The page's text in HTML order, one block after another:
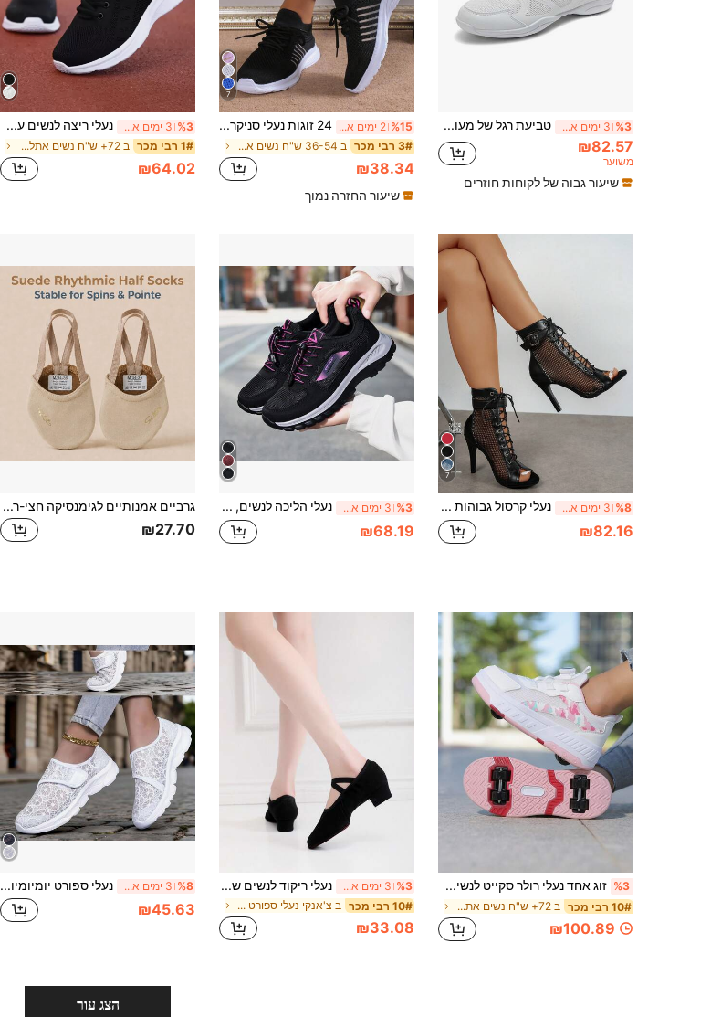
%3 3 ימים אחרונים טביעת רגל של מעודדות לנשים לנשימה לבנה עגולה בוהן נעלי ספורט שטוחות נעלי עידוד שטוחות
₪82.57
משוער
שיעור גבוה של לקוחות חוזרים
7
%15 2 ימים אחרונים 24 זוגות נעלי סניקרס ריצה קלות לנשים עם רשת חלולה, ליוגה, אימונים וחזרה לבית הספר
3# רבי מכר ב 36-54 ש"ח נשים אתלטי וסנדלים חיצוניים ומגלשות
₪38.34
שיעור החזרה נמוך
%3 3 ימים אחרונים נעלי ריצה לנשים עם עיטור אותיות, פרטי סריגה, מינימליסטי, שרוכים מקדימה, נושמות, מתאימות לטניס, נעלי אימון, חזרה לבית הספר
1# רבי מכר ב 72+ ש"ח נשים אתלטי וסנדלים חיצוניים ומגלשות
₪64.02
7
%8 3 ימים אחרונים נעלי קרסול גבוהות לנשים, אופנה חדשה, רשת חלולה, שרוכים, קישוט רוכסן, קצה עגול, פתיחה באצבעות, עקב דק גבוה, סגנון אירופאי-אמריקאי מודרני וסקסי, נעלי ריקוד
₪82.16
%3 3 ימים אחרונים נעלי הליכה לנשים, נעלי אביב/סתיו חדשות לנשים, נעלי רשת שחורות נושמות, נעלי הליכה לספורט חיצוני, סניקרס ריצה קלות ונוחות, נעלי נשים להחליק על
₪68.19
גרביים אמנותיים לגימנסיקה חצי-רגל מעור זמש וקטיפה בצבע נוד, לבוש מקצועי עמיד לשחיקה עם סוליה רכה, עיצוב גוף בלט בסגנון חדש
₪27.70
%3 זוג אחד נעלי רולר סקייט לנשים עם 4 גלגלים נשלפים, בסגנון כפתורים צבעוני ללא קשירה, סניקרס רשת נושמות לנשים להליכה והחלקה
10# רבי מכר ב 72+ ש"ח נשים אתלטי וסנדלים חיצוניים ומגלשות
₪100.89
%3 3 ימים אחרונים נעלי ריקוד לנשים שחורות בעקב נמוך 3 ס"מ, נעלי ספורט פנימיות עם סוליית פרווה, נעלי ריקוד ללא שרוכים, לתרגול ריקוד והופעת ריקוד, נעלי ריקוד מקצועיות לסלון, נוחות ורכות
10# רבי מכר ב צ'אנקי נעלי ספורט לנשים
₪33.08
%8 3 ימים אחרונים נעלי ספורט יומיומיות שחורות לנשים עם סגירה ללא שרוכים - נוחות, אלגנטיות, קלות משקל ומאווררות - מתאימות לפעילויות חוץ, לשימוש יומיומי ולאירועים שונים
₪45.63
הצג עור